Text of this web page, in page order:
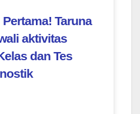
Taruna
aktivitas
dan Tes